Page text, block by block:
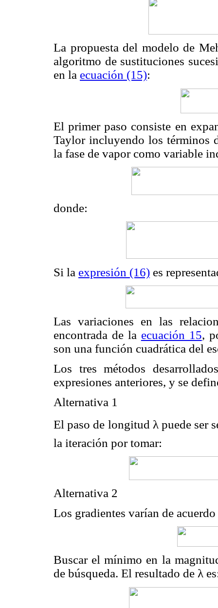
La propuesta del modelo de
algoritmo de sustituciones
en la ecuación (15):
El primer paso consiste en
Taylor incluyendo los términos
la fase de vapor como variable
donde:
Si la expresión (16) es
Las variaciones en las
encontrada de la ecuación 15,
son una función cuadrática del
Los tres métodos
expresiones anteriores, y se
Alternativa 1
El paso de longitud λ puede ser
la iteración por tomar:
Alternativa 2
Los gradientes varían de
Buscar el mínimo en la
de búsqueda. El resultado de λ